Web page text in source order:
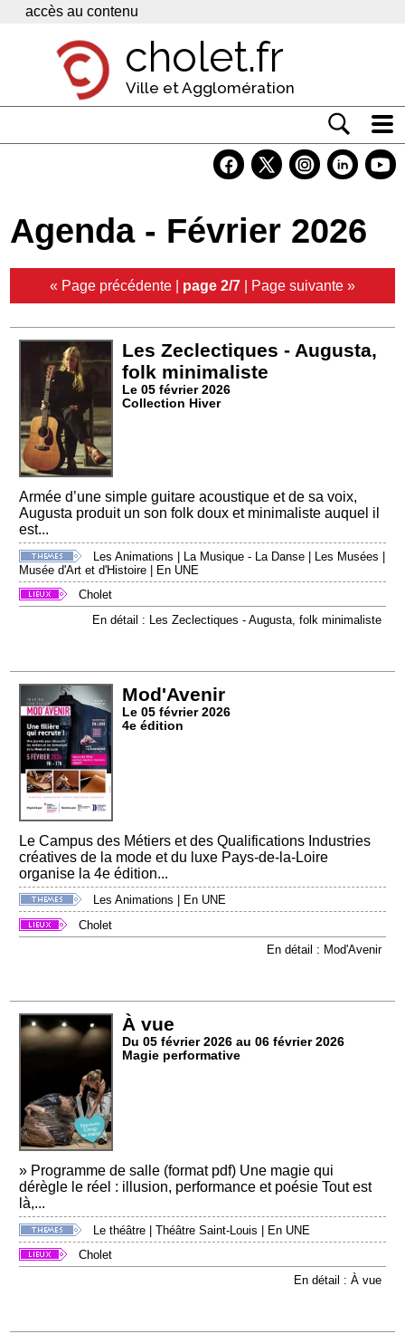
Panneau de gestion des cookies
accès au contenu
cholet.fr
Ville et Agglomération
Economie
Services
Agenda - Février 2026
« Page précédente | page 2/7 | Page suivante »
Les Zeclectiques - Augusta,
folk minimaliste
Le 05 février 2026
Collection Hiver
Armée d’une simple guitare acoustique et de sa voix,
Augusta produit un son folk doux et minimaliste auquel il
est...
Les Animations | La Musique - La Danse | Les Musées |
Musée d'Art et d'Histoire | En UNE
Cholet
En détail : Les Zeclectiques - Augusta, folk minimaliste
Mod'Avenir
Le 05 février 2026
4e édition
Le Campus des Métiers et des Qualifications Industries
créatives de la mode et du luxe Pays-de-la-Loire
organise la 4e édition...
Les Animations
En UNE
Cholet
En détail : Mod'Avenir
À vue
Du 05 février 2026 au 06 février 2026
Magie performative
» Programme de salle (format pdf) Une magie qui
dérègle le réel : illusion, performance et poésie Tout est
là,...
Le théâtre |Théâtre Saint-Louis
En UNE
Cholet
En détail : À vue